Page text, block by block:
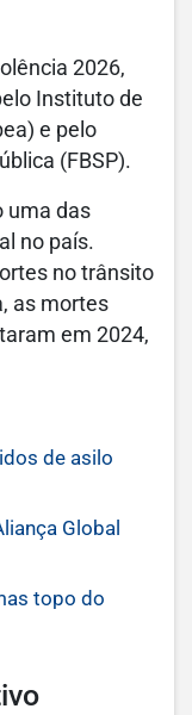
2026,
Instituto de
e pelo
(FBSP).
uma das
no país.
no trânsito
as mortes
em 2024,
de asilo
Global
topo do